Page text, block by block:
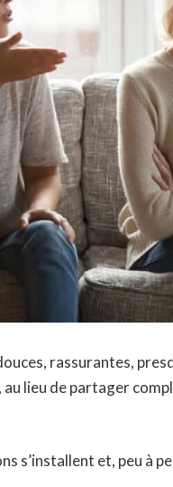
rassurantes,
lieu de partager
s’installent et, peu à